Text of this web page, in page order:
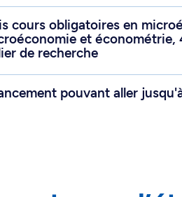
cours obligatoires en
et économétrie,
de recherche
pouvant aller